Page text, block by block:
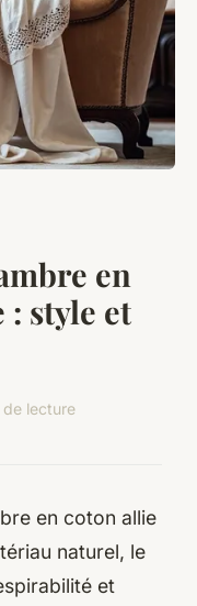
en
: style et
de lecture
en coton allie
naturel, le
et